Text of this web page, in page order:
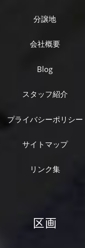
分譲地
会社概要
Blog
スタッフ紹介
プライバシーポリシー
サイトマップ
リンク集
区画